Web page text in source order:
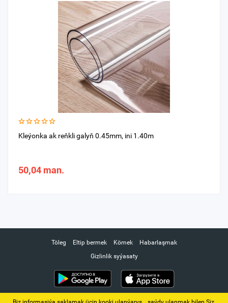
Kleýonka ak reňkli galyň 0.45mm, ini 1.40m
50,04 man.
Töleg Eltip bermek Kömek
Habarlaşmak
Gizlinlik syýasaty